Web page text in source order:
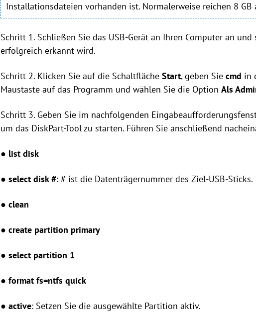
Installationsdateien vorhanden ist. Normalerweise reichen 8 GB
Schritt 1. Schließen Sie das USB-Gerät an Ihren Computer an
erfolgreich erkannt wird.
Schritt 2. Klicken Sie auf die Schaltfläche Start, geben Sie cmd in
Maustaste auf das Programm und wählen Sie die Option Als
Schritt 3. Geben Sie im nachfolgenden
um das DiskPart-Tool zu starten. Führen Sie anschließend
● list disk
● select disk #: # ist die Datenträgernummer des Ziel-USB-Sticks.
● clean
● create partition primary
● select partition 1
● format fs=ntfs quick
● active: Setzen Sie die ausgewählte Partition aktiv.